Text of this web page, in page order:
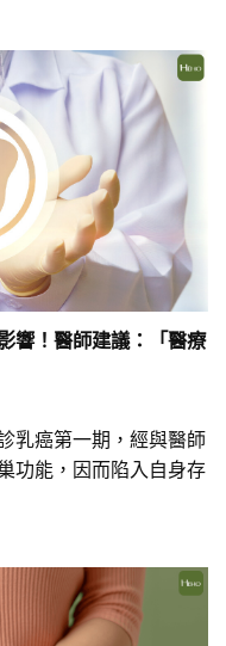
響！醫師建議：「醫療
乳癌第一期，經與醫師
功能，因而陷入自身存